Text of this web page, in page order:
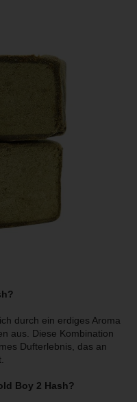
durch ein erdiges Aroma
aus. Diese Kombination
Dufterlebnis, das an
Boy 2 Hash?